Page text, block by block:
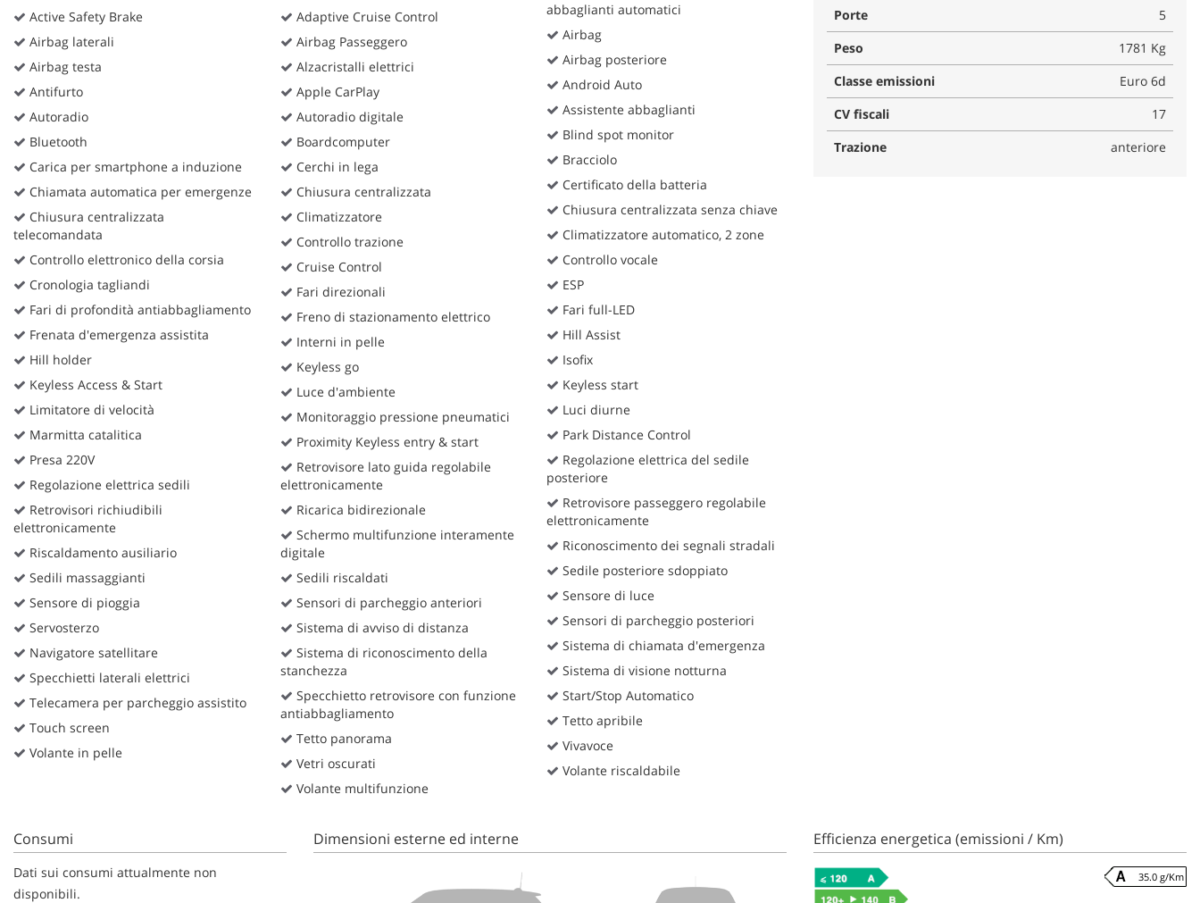
Active Safety Brake
Airbag laterali
Airbag testa
Antifurto
Autoradio
Bluetooth
Carica per smartphone a induzione
Chiamata automatica per emergenze
Chiusura centralizzata
telecomandata
Controllo elettronico della corsia
Cronologia tagliandi
Fari di profondità antiabbagliamento
Frenata d'emergenza assistita
Hill holder
Keyless Access & Start
Limitatore di velocità
Marmitta catalitica
Presa 220V
Regolazione elettrica sedili
Retrovisori richiudibili
elettronicamente
Riscaldamento ausiliario
Sedili massaggianti
Sensore di pioggia
Servosterzo
Navigatore satellitare
Specchietti laterali elettrici
Telecamera per parcheggio assistito
Touch screen
Volante in pelle
Adaptive Cruise Control
Airbag Passeggero
Alzacristalli elettrici
Apple CarPlay
Autoradio digitale
Boardcomputer
Cerchi in lega
Chiusura centralizzata
Climatizzatore
Controllo trazione
Cruise Control
Fari direzionali
Freno di stazionamento elettrico
Interni in pelle
Keyless go
Luce d'ambiente
Monitoraggio pressione pneumatici
Proximity Keyless entry & start
Retrovisore lato guida regolabile
elettronicamente
Ricarica bidirezionale
Schermo multifunzione interamente
digitale
Sedili riscaldati
Sensori di parcheggio anteriori
Sistema di avviso di distanza
Sistema di riconoscimento della
stanchezza
Specchietto retrovisore con funzione
antiabbagliamento
Tetto panorama
Vetri oscurati
Volante multifunzione
abbaglianti automatici
Airbag
Airbag posteriore
Android Auto
Assistente abbaglianti
Blind spot monitor
Bracciolo
Certificato della batteria
Chiusura centralizzata senza chiave
Climatizzatore automatico, 2 zone
Controllo vocale
ESP
Fari full-LED
Hill Assist
Isofix
Keyless start
Luci diurne
Park Distance Control
Regolazione elettrica del sedile
posteriore
Retrovisore passeggero regolabile
elettronicamente
Riconoscimento dei segnali stradali
Sedile posteriore sdoppiato
Sensore di luce
Sensori di parcheggio posteriori
Sistema di chiamata d'emergenza
Sistema di visione notturna
Start/Stop Automatico
Tetto apribile
Vivavoce
Volante riscaldabile
Porte
5
Peso
1781 Kg
Classe emissioni
Euro 6d
CV fiscali
17
Trazione
anteriore
Consumi
Dati sui consumi attualmente non
disponibili.
Dimensioni esterne ed interne Efficienza energetica (emissioni / Km)
35.0 g/Km
questi
strumenti
di
tracciamento
si
alla
cookie
policy.
Puoi
rivedere
e
modificare
tue
scelte
in
qualsiasi
momento.
Cookie necessari
Cookie delle preferenze
Cookie per il miglioramento dell'esperienza utente
Cookie analitici
Cookie di marketing